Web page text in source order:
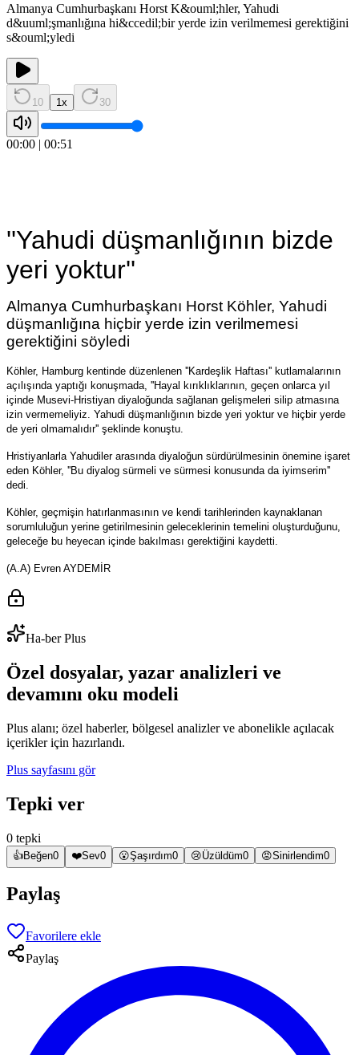
Almanya Cumhurbaşkanı Horst K&ouml;hler, Yahudi
d&uuml;şmanlığına hi&ccedil;bir yerde izin verilmemesi gerektiğini
s&ouml;yledi
10 1 x 30
00:00 | 00:51
''Yahudi düşmanlığının bizde
yeri yoktur''
Almanya Cumhurbaşkanı Horst Köhler, Yahudi
düşmanlığına hiçbir yerde izin verilmemesi
gerektiğini söyledi
Köhler, Hamburg kentinde düzenlenen ''Kardeşlik Haftası'' kutlamalarının
açılışında yaptığı konuşmada, ''Hayal kırıklıklarının, geçen onlarca yıl
içinde Musevi-Hristiyan diyaloğunda sağlanan gelişmeleri silip atmasına
izin vermemeliyiz. Yahudi düşmanlığının bizde yeri yoktur ve hiçbir yerde
de yeri olmamalıdır'' şeklinde konuştu.
Hristiyanlarla Yahudiler arasında diyaloğun sürdürülmesinin önemine işaret
eden Köhler, ''Bu diyalog sürmeli ve sürmesi konusunda da iyimserim''
dedi.
Köhler, geçmişin hatırlanmasının ve kendi tarihlerinden kaynaklanan
sorumluluğun yerine getirilmesinin geleceklerinin temelini oluşturduğunu,
geleceğe bu heyecan içinde bakılması gerektiğini kaydetti.
(A.A) Evren AYDEMİR
Ha-ber Plus
Özel dosyalar, yazar analizleri ve
devamını oku modeli
Plus alanı; özel haberler, bölgesel analizler ve abonelikle açılacak
içerikler için hazırlandı.
Plus sayfasını gör
Tepki ver
0 tepki
👍Beğen0 ❤️Sev0 😮Şaşırdım0 😢Üzüldüm0 😡Sinirlendim0
Paylaş
Favorilere ekle
Paylaş